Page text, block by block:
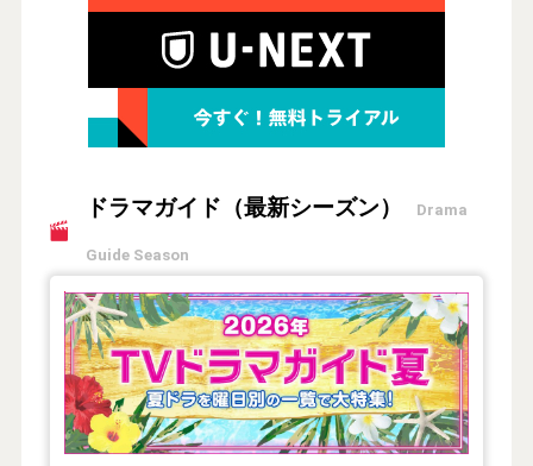
ドラマガイド（最新シーズン） Drama
Guide Season
【2026年夏】TVドラマガイド